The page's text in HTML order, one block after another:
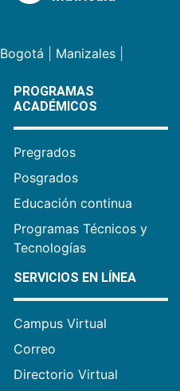
Bogotá Manizales
PROGRAMAS
ACADÉMICOS
Pregrados
Posgrados
Educación continua
Programas Técnicos y
Tecnologías
SERVICIOS EN LÍNEA
Campus Virtual
Correo
Directorio Virtual